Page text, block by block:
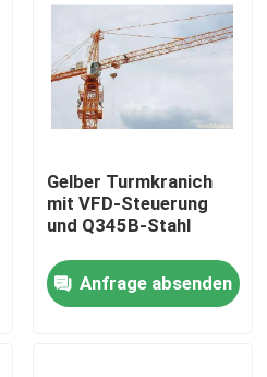
Gelber Turmkranich
mit VFD-Steuerung
und Q345B-Stahl
Anfrage absenden